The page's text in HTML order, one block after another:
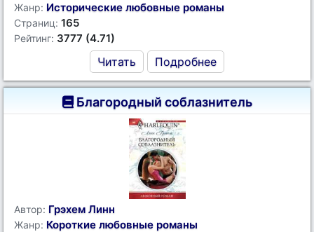
Жанр: Исторические любовные романы
Страниц: 165
Рейтинг: 3777 (4.71)
Читать Подробнее
Благородный соблазнитель
Автор: Грэхем Линн
Жанр: Короткие любовные романы